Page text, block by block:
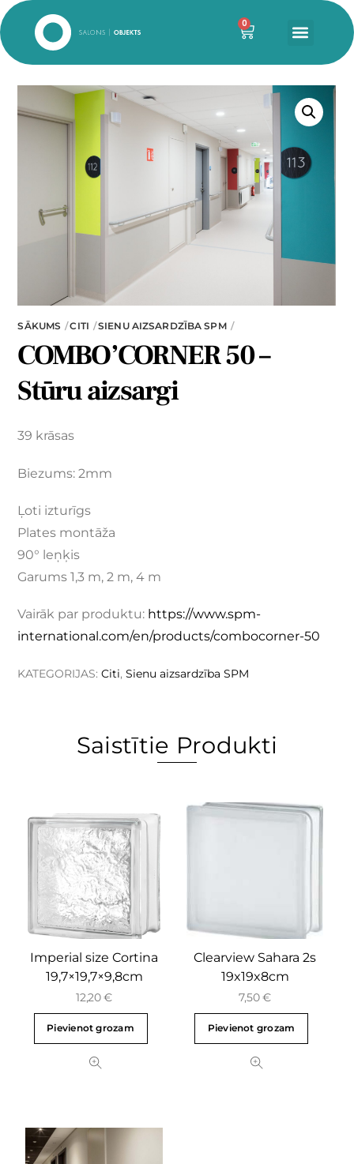
0
SĀKUMS CITI SIENU AIZSARDZĪBA SPM
COMBO’CORNER 50 –
Stūru aizsargi
39 krāsas
Biezums: 2mm
Ļoti izturīgs
Plates montāža
90° leņķis
Garums 1,3 m, 2 m, 4 m
Vairāk par produktu: https://www.spm-
international.com/en/products/combocorner-50
KATEGORIJAS:Citi,Sienu aizsardzība SPM
Saistītie Produkti
Imperial size Cortina
19,7×19,7×9,8cm
12,20€
Pievienot grozam
Clearview Sahara 2s
19x19x8cm
7,50€
Pievienot grozam